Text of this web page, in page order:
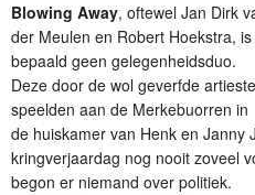
Blowing Away, oftewel Jan Dirk
der Meulen en Robert Hoekstra, is
bepaald geen gelegenheidsduo.
Deze door de wol geverfde
speelden aan de Merkebuorren in
de huiskamer van Henk en Janny
kringverjaardag nog nooit zoveel
begon er niemand over politiek.